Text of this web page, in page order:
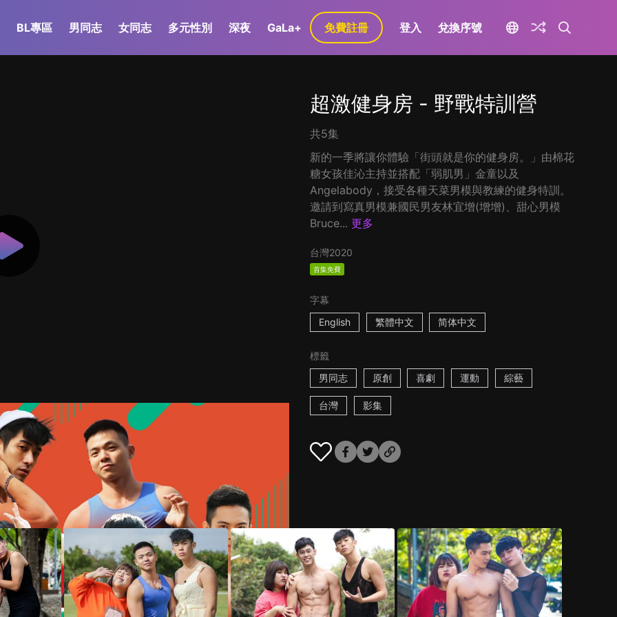
BL專區 男同志 女同志 多元性別 深夜 GaLa+ 免費註冊 登入 兌換序號
超激健身房 - 野戰特訓營
共5集
新的一季將讓你體驗「街頭就是你的健身房。」由棉花
糖女孩佳沁主持並搭配「弱肌男」金童以及
Angelabody，接受各種天菜男模與教練的健身特訓。
邀請到寫真男模兼國民男友林宜增(增增)、甜心男模
Bruce... 更多
台灣2020
首集免費
字幕
English
繁體中文 简体中文
標籤
男同志
原創 喜劇 運動 綜藝
台灣 影集